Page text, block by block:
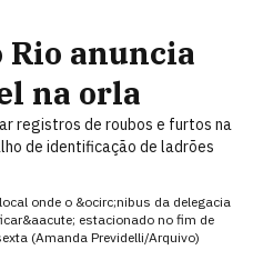
anuncia
na orla
registros de roubos e furtos na
de identificação de ladrões
onde o &ocirc;nibus da delegacia
estacionado no fim de
(Amanda Previdelli/Arquivo)